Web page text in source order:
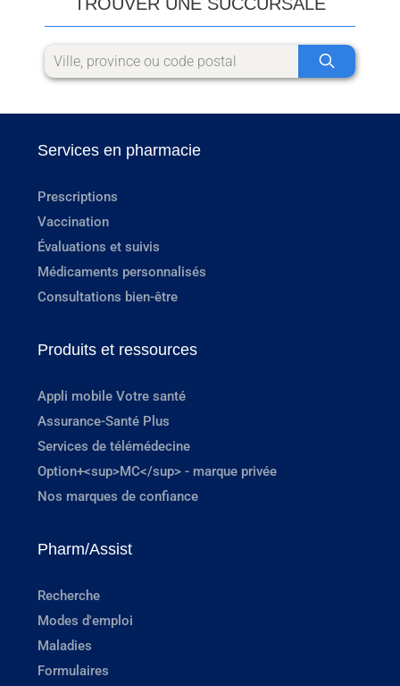
Services en pharmacie
Prescriptions
Vaccination
Évaluations et suivis
Médicaments personnalisés
Consultations bien-être
Produits et ressources
Appli mobile Votre santé
Assurance-Santé Plus
Services de télémédecine
Option+<sup>MC</sup> - marque privée
Nos marques de confiance
Pharm/Assist
Recherche
Modes d'emploi
Maladies
Formulaires